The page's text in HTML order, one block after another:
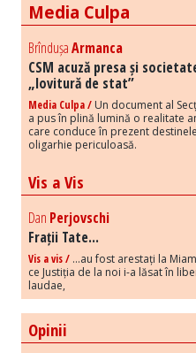
Media Culpa
BrîndușaArmanca
CSM acuză presa și
„lovitură de stat”
Media Culpa / Un document al
a pus în plină lumină o realitate
care conduce în prezent
oligarhie periculoasă.
Vis a Vis
Dan Perjovschi
Frații Tate...
Vis a vis / ...au fost arestați la
ce Justiția de la noi i-a lăsat în
laudae,
Opinii